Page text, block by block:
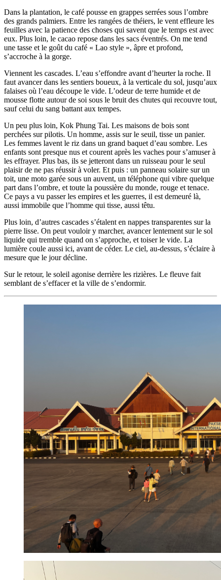
Dans la plantation, le café pousse en grappes serrées sous l’ombre
des grands palmiers. Entre les rangées de théiers, le vent effleure les
feuilles avec la patience des choses qui savent que le temps est avec
eux. Plus loin, le cacao repose dans les sacs éventrés. On me tend
une tasse et le goût du café « Lao style », âpre et profond,
s’accroche à la gorge.
Viennent les cascades. L’eau s’effondre avant d’heurter la roche. Il
faut avancer dans les sentiers boueux, à la verticale du sol, jusqu’aux
falaises où l’eau découpe le vide. L’odeur de terre humide et de
mousse flotte autour de soi sous le bruit des chutes qui recouvre tout,
sauf celui du sang battant aux tempes.
Un peu plus loin, Kok Phung Tai. Les maisons de bois sont
perchées sur pilotis. Un homme, assis sur le seuil, tisse un panier.
Les femmes lavent le riz dans un grand baquet d’eau sombre. Les
enfants sont presque nus et courent après les vaches pour s’amuser à
les effrayer. Plus bas, ils se jetteront dans un ruisseau pour le seul
plaisir de ne pas réussir à voler. Et puis : un panneau solaire sur un
toit, une moto garée sous un auvent, un téléphone qui vibre quelque
part dans l’ombre, et toute la poussière du monde, rouge et tenace.
Ce pays a vu passer les empires et les guerres, il est demeuré là,
aussi immobile que l’homme qui tisse, aussi têtu.
Plus loin, d’autres cascades s’étalent en nappes transparentes sur la
pierre lisse. On peut vouloir y marcher, avancer lentement sur le sol
liquide qui tremble quand on s’approche, et toiser le vide. La
lumière coule aussi ici, avant de céder. Le ciel, au-dessus, s’éclaire à
mesure que le jour décline.
Sur le retour, le soleil agonise derrière les rizières. Le fleuve fait
semblant de s’effacer et la ville de s’endormir.